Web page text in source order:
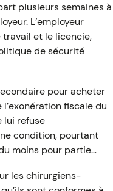
plusieurs semaines à
L’employeur
et le licencie,
de sécurité
pour acheter
fiscale du
lui refuse
condition, pourtant
moins pour partie…
les chirurgiens-